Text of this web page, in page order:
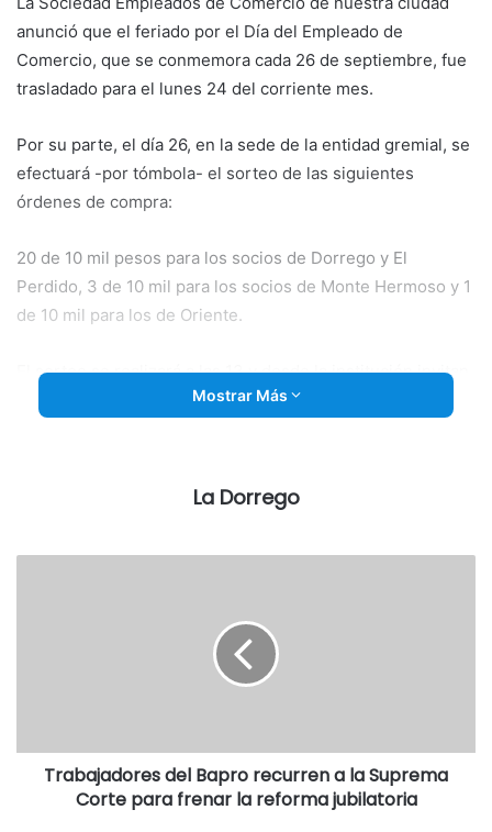
anunció que el feriado por el Día del Empleado de
Comercio, que se conmemora cada 26 de septiembre, fue
trasladado para el lunes 24 del corriente mes.
Por su parte, el día 26, en la sede de la entidad gremial, se
efectuará -por tómbola- el sorteo de las siguientes
órdenes de compra:
20 de 10 mil pesos para los socios de Dorrego y El
Perdido, 3 de 10 mil para los socios de Monte Hermoso y 1
de 10 mil para los de Oriente.
El sorteo se realizará a las 13 y desde la institución invitan
a los socios que quieran presenciarlo.
Mostrar Más
La Dorrego
Trabajadores del Bapro recurren a la Suprema
Corte para frenar la reforma jubilatoria